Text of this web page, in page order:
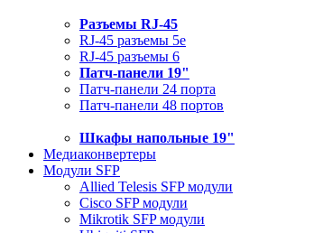
Разъемы RJ-45
RJ-45 разъемы 5e
RJ-45 разъемы 6
Патч-панели 19"
Патч-панели 24 порта
Патч-панели 48 портов
Шкафы напольные 19"
Медиаконвертеры
Модули SFP
Allied Telesis SFP модули
Cisco SFP модули
Mikrotik SFP модули